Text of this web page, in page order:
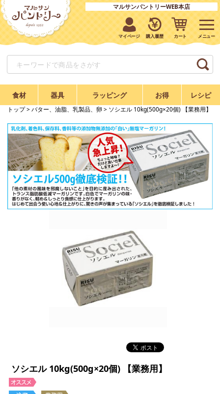
マルサンパントリーWEB本店
マイページ 購入履歴 カート
食材 器具 ラッピング お得 レシピ
トップ> バター、油脂、乳製品、卵 > ソシエル 10kg(500g×20個) 【業務用】
ソシエル 10kg(500g×20個) 【業務用】